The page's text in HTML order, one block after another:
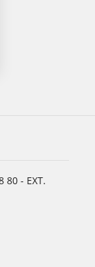
80 - EXT.